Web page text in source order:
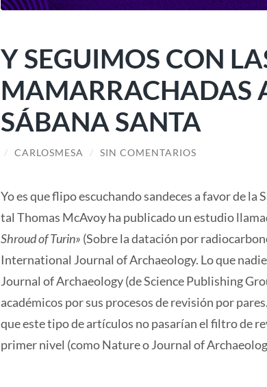
Y SEGUIMOS CON
MAMARRACHADAS
SÁBANA SANTA
/ CARLOSMESA / SIN COMENTARIOS
Yo es que flipo escuchando sandeces a favor de la
tal Thomas McAvoy ha publicado un estudio
Shroud of Turin» (Sobre la datación por
International Journal of Archaeology. Lo que
Journal of Archaeology (de Science Publishing
académicos por sus procesos de revisión por
que este tipo de artículos no pasarían el filtro de
primer nivel (como Nature o Journal of